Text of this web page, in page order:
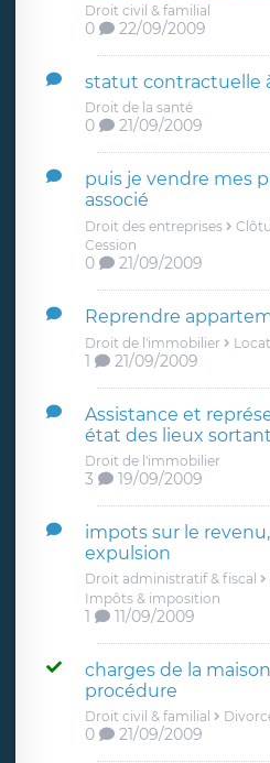
Droit civil & familial
0 22/09/2009
statut contractuelle
Droit de la santé
0 21/09/2009
puis je vendre mes
associé
Droit des entreprises
Cession
0 21/09/2009
Reprendre
Droit de l'immobilier
1 21/09/2009
Assistance et
état des lieux sortant
Droit de l'immobilier
3 19/09/2009
impots sur le
expulsion
Droit administratif & fiscal
Impôts & imposition
1 11/09/2009
charges de la
procédure
Droit civil & familial
0 21/09/2009